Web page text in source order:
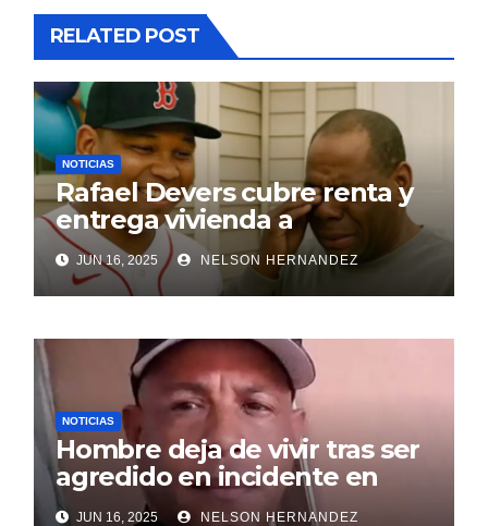
RELATED POST
NOTICIAS
Rafael Devers cubre renta y
entrega vivienda a
exentrenador en RD
JUN 16, 2025 NELSON HERNANDEZ
NOTICIAS
Hombre deja de vivir tras ser
agredido en incidente en
SDE
JUN 16, 2025 NELSON HERNANDEZ